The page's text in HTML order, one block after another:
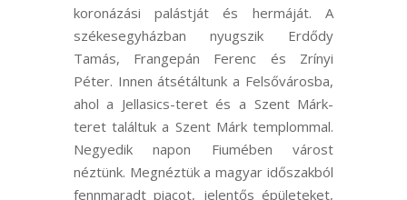
koronázási palástját és hermáját. A
székesegyházban nyugszik Erdődy
Tamás, Frangepán Ferenc és Zrínyi
Péter. Innen átsétáltunk a Felsővárosba,
ahol a Jellasics-teret és a Szent Márk-
teret találtuk a Szent Márk templommal.
Negyedik napon Fiumében várost
néztünk. Megnéztük a magyar időszakból
fennmaradt piacot, jelentős épületeket,